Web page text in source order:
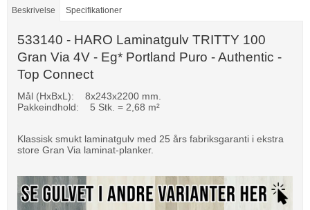
Beskrivelse Specifikationer
533140 - HARO Laminatgulv TRITTY 100
Gran Via 4V - Eg* Portland Puro - Authentic -
Top Connect
Mål (HxBxL): 8x243x2200 mm.
Pakkeindhold: 5 Stk. = 2,68 m²
Klassisk smukt laminatgulv med 25 års fabriksgaranti i ekstra
store Gran Via laminat-planker.